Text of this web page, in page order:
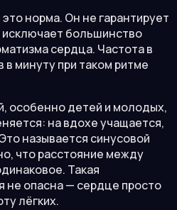
норма. Он не гарантирует
большинство
сердца. Частота в
в минуту при таком ритме
особенно детей и молодых,
на вдохе учащается,
называется синусовой
что расстояние между
Такая
не опасна — сердце просто
лёгких.